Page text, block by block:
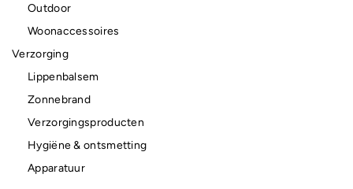
Outdoor
Woonaccessoires
Verzorging
Lippenbalsem
Zonnebrand
Verzorgingsproducten
Hygiëne & ontsmetting
Apparatuur